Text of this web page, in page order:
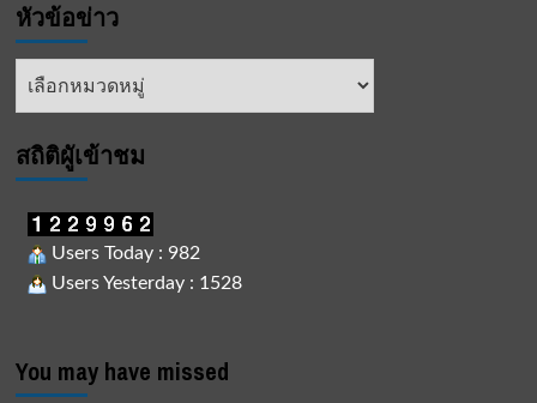
หัวข้อข่าว
หัวข้อ
สถิติผูัเข้าชม
Users Today : 982
Users Yesterday : 1528
You may have missed